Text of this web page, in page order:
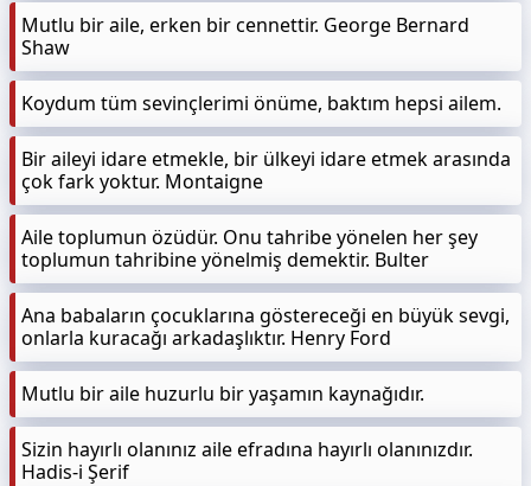
Mutlu bir aile, erken bir cennettir. George Bernard
Shaw
Koydum tüm sevinçlerimi önüme, baktım hepsi ailem.
Bir aileyi idare etmekle, bir ülkeyi idare etmek arasında
çok fark yoktur. Montaigne
Aile toplumun özüdür. Onu tahribe yönelen her şey
toplumun tahribine yönelmiş demektir. Bulter
Ana babaların çocuklarına göstereceği en büyük sevgi,
onlarla kuracağı arkadaşlıktır. Henry Ford
Mutlu bir aile huzurlu bir yaşamın kaynağıdır.
Sizin hayırlı olanınız aile efradına hayırlı olanınızdır.
Hadis-i Şerif